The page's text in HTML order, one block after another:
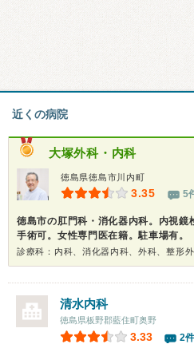
近くの病院
大塚外科・内科
徳島県徳島市川内町
3.35 5
徳島市の肛門科・消化器内科。内視鏡
手術可。女性専門医在籍。駐車場有。
清水内科
徳島県板野郡藍住町奥野
3.33 2件